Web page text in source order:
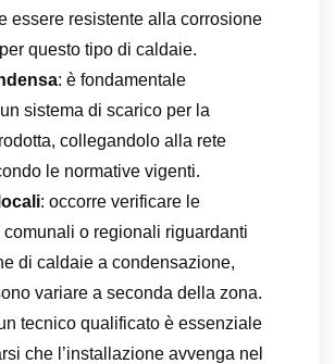
essere resistente alla corrosione
questo tipo di caldaie.
: è fondamentale
sistema di scarico per la
collegandolo alla rete
le normative vigenti.
: occorre verificare le
o regionali riguardanti
di caldaie a condensazione,
variare a seconda della zona.
tecnico qualificato è essenziale
che l’installazione avvenga nel